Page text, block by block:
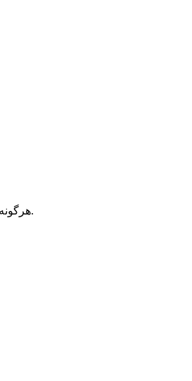
هرگونه کپی برداری بدون مجوز کتبی، مشمول ماده 12 فصل سوم قانون جرائم رایانه ای بوده و پیگرد قانونی خواهد داشت.